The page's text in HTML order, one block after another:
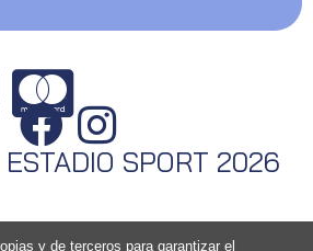
ESTADIO SPORT 2026
y de terceros para garantizar el